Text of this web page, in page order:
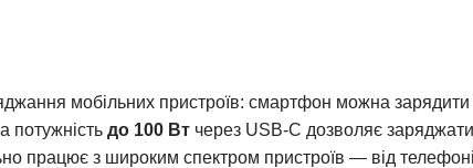
мобільних пристроїв: смартфон можна
потужність до 100 Вт через USB-C дозволяє
працює з широким спектром пристроїв — від